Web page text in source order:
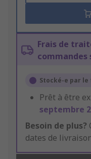
Frais de
commandes
Stocké-e par
Prêt à être
septembre
Besoin de plus?
dates de